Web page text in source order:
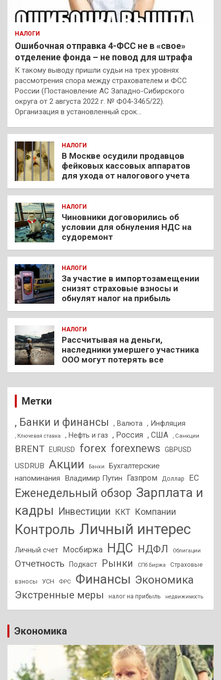
НАЛОГИ
Ошибочная отправка 4-ФСС не в «свое»
отделение фонда – не повод для штрафа
К такому выводу пришли судьи на трех уровнях
рассмотрения спора между страхователем и ФСС
России (Постановление АС Западно-Сибирского
округа от 2 августа 2022 г. № Ф04-3465/22).
Организация в установленный срок…
НАЛОГИ
В Москве осудили продавцов
фейковых кассовых аппаратов
для ухода от налогового учета
НАЛОГИ
Чиновники договорились об
условии для обнуления НДС на
судоремонт
НАЛОГИ
За участие в импортозамещении
снизят страховые взносы и
обнулят налог на прибыль
НАЛОГИ
Рассчитывая на деньги,
наследники умершего участника
ООО могут потерять все
Метки
, Банки и финансы , Валюта , Инфляция
, Ключевая ставка , Нефть и газ , Россия , США , Санкции
BRENT EURUSD forex forexnews GBPUSD
USDRUB Акции Банки
Бухгалтерские
напоминания
Владимир Путин Газпром Доллар ЕС
Еженедельный обзор Зарплата и
кадры
Инвестиции ККТ Компании
Контроль Личный интерес
Личный счет Мосбиржа НДС НДФЛ Облигации
Отчетность Подкаст Рынки СПб Биржа Страховые
взносы УСН ФРС Финансы Экономика
Экстренные меры налог на прибыль недвижимость
Экономика